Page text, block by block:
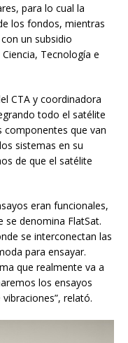
para lo cual la
los fondos, mientras
un subsidio
Tecnología e
CTA y coordinadora
todo el satélite
componentes que van
sistemas en su
de que el satélite
eran funcionales,
se denomina FlatSat.
se interconectan las
para ensayar.
que realmente va a
los ensayos
relató.